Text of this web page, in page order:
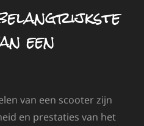
een
van een scooter zijn
en prestaties van het